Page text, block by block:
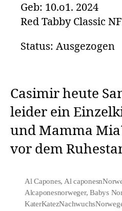
Geb: 10.o1. 2024
Red Tabby Classic
Status: Ausgezogen
Casimir heute
leider ein
und Mamma
vor dem
Al Capones, Al
Alcaponesnorweger,Babys